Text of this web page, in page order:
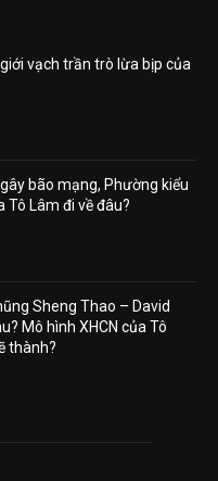
vạch trần trò lừa bịp của
bão mạng, Phường kiểu
Tô Lâm đi về đâu?
Sheng Thao – David
Mô hình XHCN của Tô
thành?